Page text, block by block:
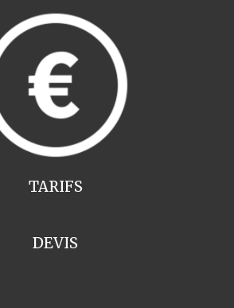
TARIFS
DEVIS